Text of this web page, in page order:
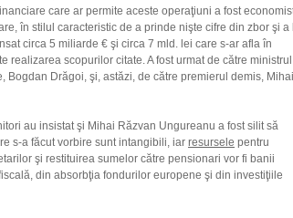
care ar permite aceste operaţiuni a fost
în stilul caracteristic de a prinde nişte cifre din zbor şi a
circa 5 miliarde € şi circa 7 mld. lei care s-ar afla în
realizarea scopurilor citate. A fost urmat de către ministrul
Bogdan Drăgoi, şi, astăzi, de către premierul demis, Mihai
au insistat şi Mihai Răzvan Ungureanu a fost silit să
s-a făcut vorbire sunt intangibili, iar resursele pentru
şi restituirea sumelor către pensionari vor fi banii
din absorbţia fondurilor europene şi din investiţiile